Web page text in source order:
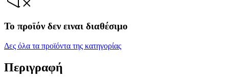
Το προϊόν δεν ειναι διαθέσιμο
Δες όλα τα προϊόντα της κατηγορίας
Περιγραφή